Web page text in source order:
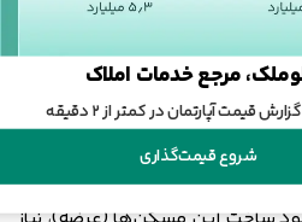
قیمت مسکن در آن سال ها بود. شروع قیمت های
میلیونی در بازار مسکن، از سال 85 در ایران اتفاق افتاد. بعد از آن با شیبی ملایم تا سال 87 به مرز دو میلیون و
در سال 1386 قیمت مسکن با جهشی بیش از دو برابر نسبت به سال 85 مواجه شد. ساخت پروژه مسکن مهر از
مسکن مهر تاثیر مثبتی بر رونق
مرجع خدمات املاک
قیمت آپارتمان در کمتر از ۲ دقیقه
شروع قیمت‌گذاری